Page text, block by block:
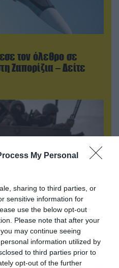
My Personal
sharing to third parties, or
sensitive information for
use the below opt-out
Please note that after your
may continue seeing
information utilized by
to third parties prior to
opt-out of the further
τον όλεθρο σε
Ζαπορίζια – Δείτε
στρατιώτες και
πανικόβλητοι
βίντεο